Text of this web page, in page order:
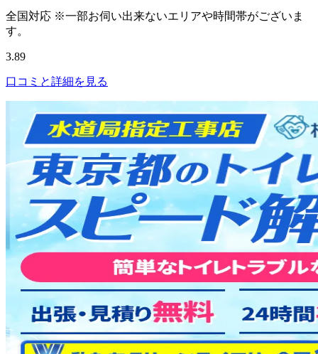
全国対応 ※一部お伺い出来ないエリアや時間帯がございま
す。
3.89
口コミと詳細を見る